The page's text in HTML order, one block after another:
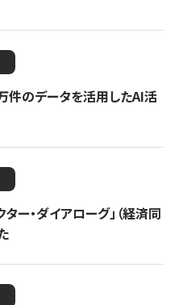
件のデータを活用したAI活
ー・ダイアローグ」（経済同